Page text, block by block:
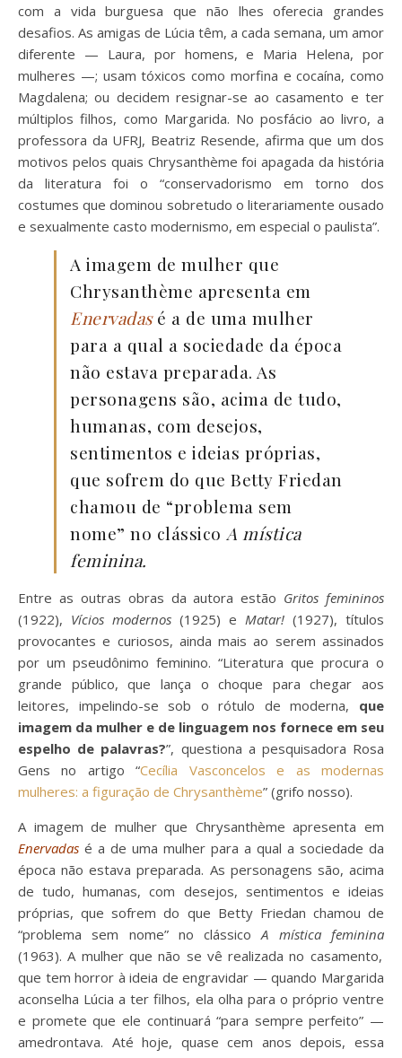
com a vida burguesa que não lhes oferecia grandes
desafios. As amigas de Lúcia têm, a cada semana, um amor
diferente — Laura, por homens, e Maria Helena, por
mulheres —; usam tóxicos como morfina e cocaína, como
Magdalena; ou decidem resignar-se ao casamento e ter
múltiplos filhos, como Margarida. No posfácio ao livro, a
professora da UFRJ, Beatriz Resende, afirma que um dos
motivos pelos quais Chrysanthème foi apagada da história
da literatura foi o “conservadorismo em torno dos
costumes que dominou sobretudo o literariamente ousado
e sexualmente casto modernismo, em especial o paulista”.
A imagem de mulher que
Chrysanthème apresenta em
Enervadasé a de uma mulher
para a qual a sociedade da época
não estava preparada. As
personagens são, acima de tudo,
humanas, com desejos,
sentimentos e ideias próprias,
que sofrem do que Betty Friedan
chamou de “problema sem
nome” no clássico A mística
feminina.
Entre as outras obras da autora estão Gritos femininos
(1922), Vícios modernos (1925) e Matar! (1927), títulos
provocantes e curiosos, ainda mais ao serem assinados
por um pseudônimo feminino. “Literatura que procura o
grande público, que lança o choque para chegar aos
leitores, impelindo-se sob o rótulo de moderna, que
imagem da mulher e de linguagem nos fornece em seu
espelho de palavras?”, questiona a pesquisadora Rosa
Gens no artigo “Cecília Vasconcelos e as modernas
mulheres: a figuração de Chrysanthème” (grifo nosso).
A imagem de mulher que Chrysanthème apresenta em
Enervadas é a de uma mulher para a qual a sociedade da
época não estava preparada. As personagens são, acima
de tudo, humanas, com desejos, sentimentos e ideias
próprias, que sofrem do que Betty Friedan chamou de
“problema sem nome” no clássicoA mística feminina
(1963). A mulher que não se vê realizada no casamento,
que tem horror à ideia de engravidar — quando Margarida
aconselha Lúcia a ter filhos, ela olha para o próprio ventre
e promete que ele continuará “para sempre perfeito” —
amedrontava. Até hoje, quase cem anos depois, essa